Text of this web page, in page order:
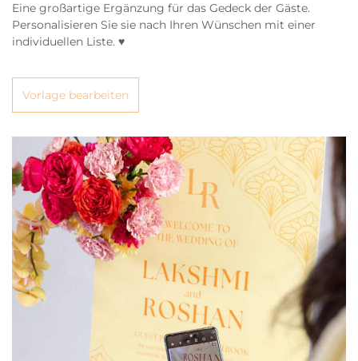
Eine großartige Ergänzung für das Gedeck der Gäste.
Personalisieren Sie sie nach Ihren Wünschen mit einer
individuellen Liste. ♥
Vorlage bearbeiten